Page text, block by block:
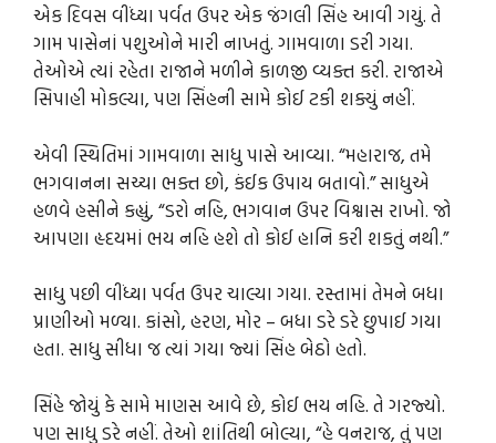
એક દિવસ વીંધ્યા પર્વત ઉપર એક જંગલી સિંહ આવી ગયું. તે
ગામ પાસેનાં પશુઓને મારી નાખતું. ગામવાળા ડરી ગયા.
તેઓએ ત્યાં રહેતા રાજાને મળીને કાળજી વ્યક્ત કરી. રાજાએ
સિપાહી મોકલ્યા, પણ સિંહની સામે કોઈ ટકી શક્યું નહીં.
એવી સ્થિતિમાં ગામવાળા સાધુ પાસે આવ્યા. “મહારાજ, તમે
ભગવાનના સચ્ચા ભક્ત છો, કંઈક ઉપાય બતાવો.” સાધુએ
હળવે હસીને કહ્યું, “ડરો નહિ, ભગવાન ઉપર વિશ્વાસ રાખો. જો
આપણા હૃદયમાં ભય નહિ હશે તો કોઈ હાનિ કરી શકતું નથી.”
સાધુ પછી વીંધ્યા પર્વત ઉપર ચાલ્યા ગયા. રસ્તામાં તેમને બધા
પ્રાણીઓ મળ્યા. કાંસો, હરણ, મોર – બધા ડરે ડરે છુપાઈ ગયા
હતા. સાધુ સીધા જ ત્યાં ગયા જ્યાં સિંહ બેઠો હતો.
સિંહે જોયું કે સામે માણસ આવે છે, કોઈ ભય નહિ. તે ગરજ્યો.
પણ સાધુ ડરે નહીં. તેઓ શાંતિથી બોલ્યા, “હે વનરાજ, તું પણ